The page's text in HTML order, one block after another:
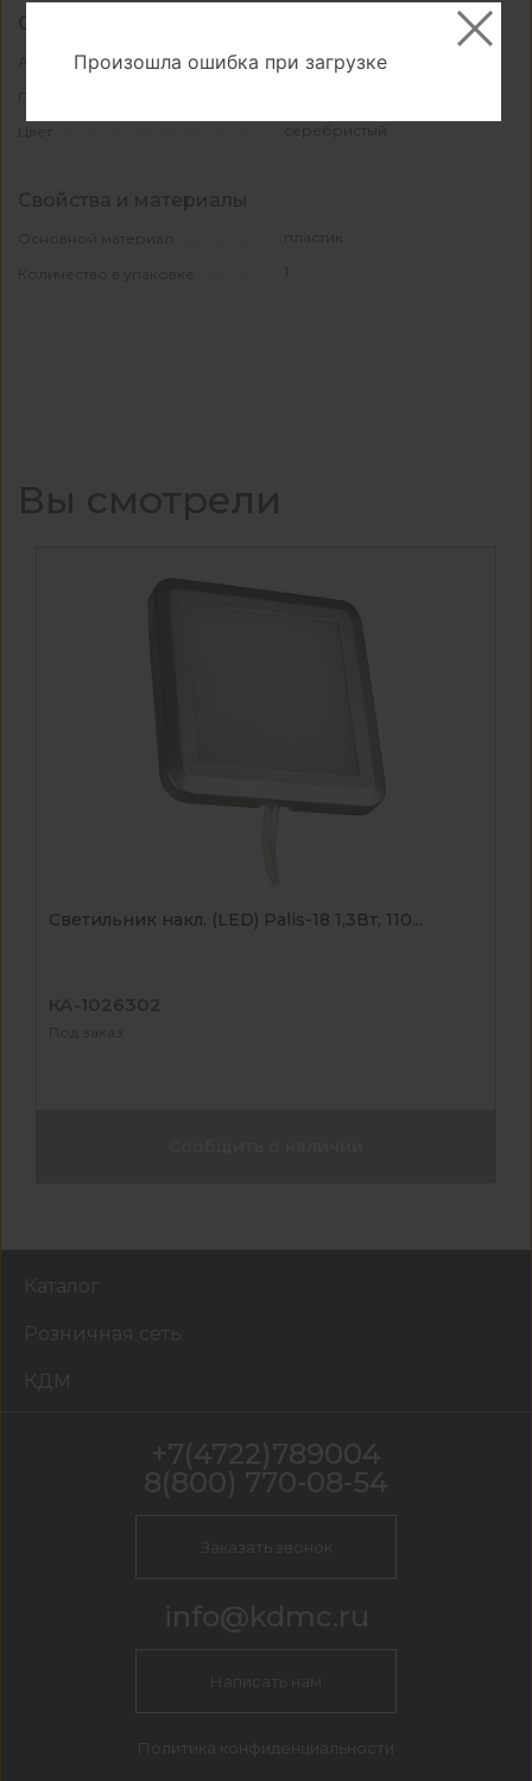
Основные
Артикул КА-1026302
Цвет серебристый
Свойства и материалы
Основной материал пластик
Количество в упаковке 1
Вы смотрели
Светильник накл. (LED) Palis-18 1,3Вт, 110...
КА-1026302
Под заказ
Каталог
Розничная сеть
КДМ
+7(4722)789004
8(800) 770-08-54
Заказать звонок
info@kdmc.ru
Написать нам
Политика конфиденциальности
Произошла ошибка при загрузке